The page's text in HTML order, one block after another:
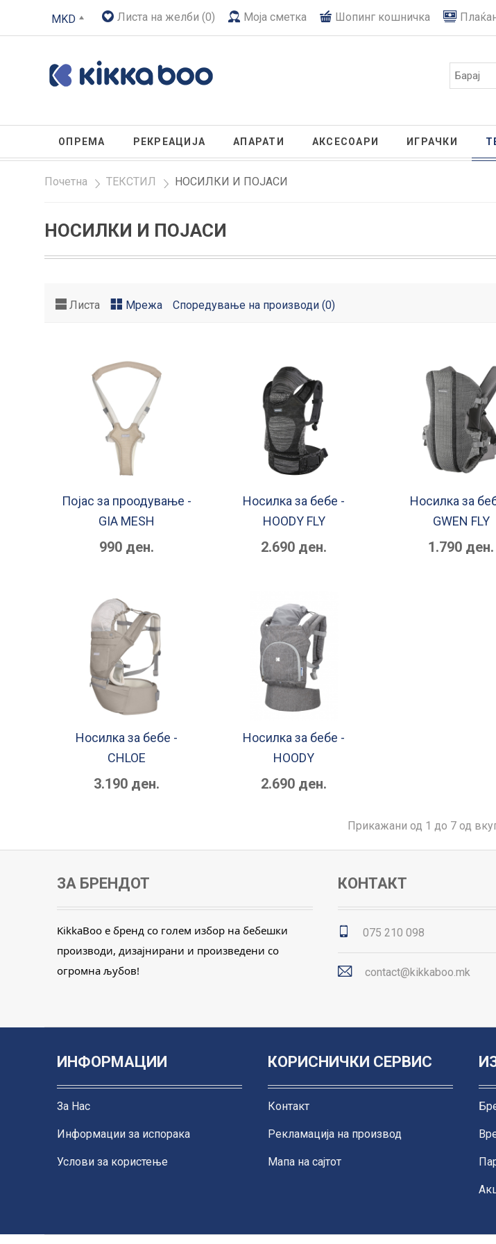
MKD Листа на желби (0) Моја сметка Шопинг кошничка
ОПРЕМА РЕКРЕАЦИЈА АПАРАТИ АКСЕСОАРИ ИГРАЧКИ
Почетна » ТЕКСТИЛ » НОСИЛКИ И ПОЈАСИ
НОСИЛКИ И ПОЈАСИ
Листа Мрежа Споредување на производи (0)
Појас за проодување -
GIA MESH
990 ден.
Носилка за бебе -
HOODY FLY
2.690 ден.
Носилка за
GWEN FLY
1.790 ден.
Носилка за бебе -
CHLOE
3.190 ден.
Носилка за бебе -
HOODY
2.690 ден.
Прикажани од 1 до 7 од
ЗА БРЕНДОТ
KikkaBoo е бренд со голем избор на бебешки
производи, дизајнирани и произведени со
огромна љубов!
КОНТАКТ
075 210 098
contact@kikkaboo.mk
ИНФОРМАЦИИ
За Нас
Информации за испорака
Услови за користење
КОРИСНИЧКИ СЕРВИС
Контакт
Рекламација на производ
Мапа на сајтот